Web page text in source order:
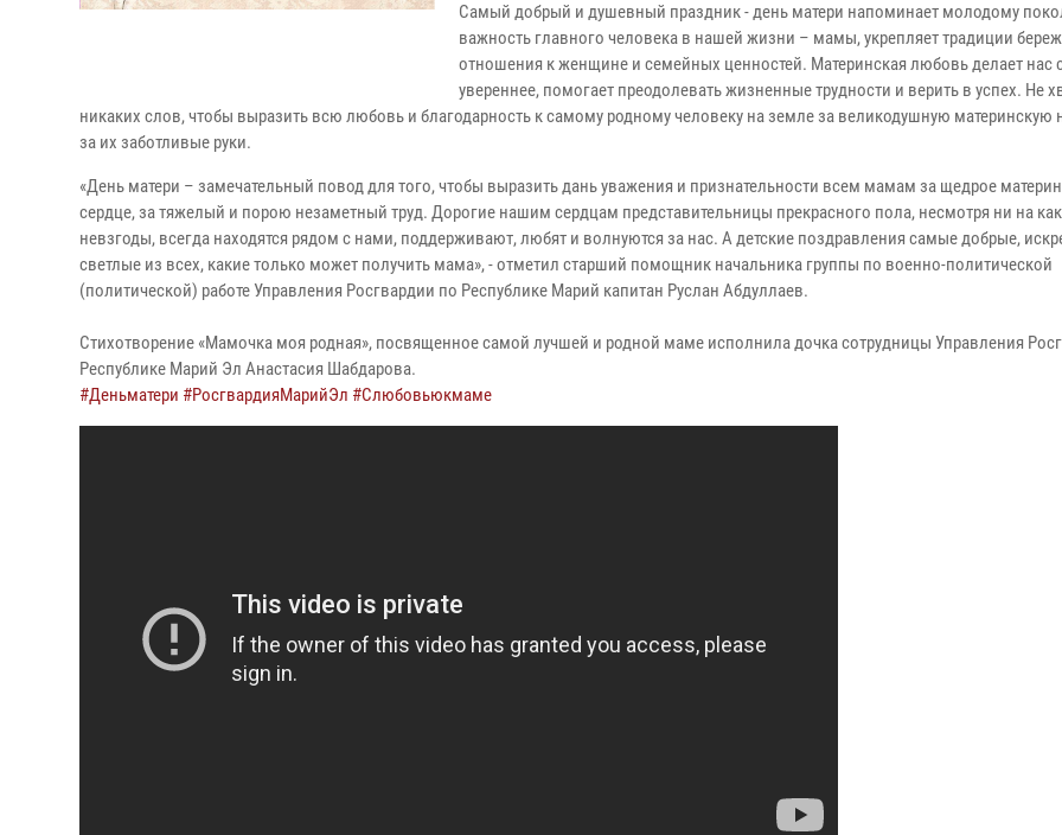
Самый добрый и душевный праздник - день матери напоминает молодому
важность главного человека в нашей жизни – мамы, укрепляет традиции
отношения к женщине и семейных ценностей. Материнская любовь делает нас
увереннее, помогает преодолевать жизненные трудности и верить в успех. Не
никаких слов, чтобы выразить всю любовь и благодарность к самому родному человеку на земле за великодушную материнскую
за их заботливые руки.
«День матери – замечательный повод для того, чтобы выразить дань уважения и признательности всем мамам за щедрое
сердце, за тяжелый и порою незаметный труд. Дорогие нашим сердцам представительницы прекрасного пола, несмотря ни на
невзгоды, всегда находятся рядом с нами, поддерживают, любят и волнуются за нас. А детские поздравления самые добрые,
светлые из всех, какие только может получить мама», - отметил старший помощник начальника группы по военно-политической
(политической) работе Управления Росгвардии по Республике Марий капитан Руслан Абдуллаев.
Стихотворение «Мамочка моя родная», посвященное самой лучшей и родной маме исполнила дочка сотрудницы Управления
Республике Марий Эл Анастасия Шабдарова.
#Деньматери #РосгвардияМарийЭл #Слюбовьюкмаме